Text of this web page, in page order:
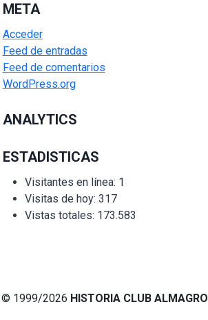
META
Acceder
Feed de entradas
Feed de comentarios
WordPress.org
ANALYTICS
ESTADISTICAS
Visitantes en línea: 1
Visitas de hoy: 317
Vistas totales: 173.583
© 1999/2026 HISTORIA CLUB ALMAGRO